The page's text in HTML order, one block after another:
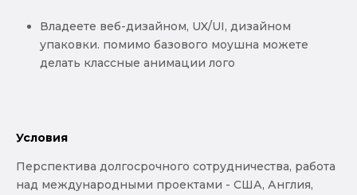
Владеете веб-дизайном, UX/UI, дизайном
упаковки. помимо базового моушна можете
делать классные анимации лого
Условия
Перспектива долгосрочного сотрудничества, работа
над международными проектами - США, Англия,